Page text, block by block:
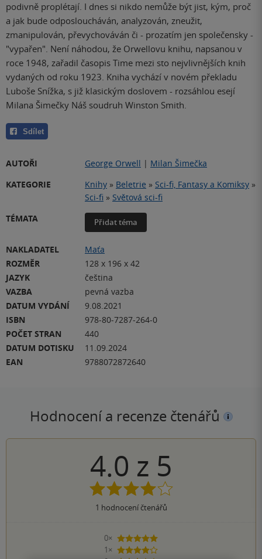
podivně proplétají. I dnes si nikdo nemůže být jist, kým, proč
a jak bude odposloucháván, analyzován, zneužit,
zmanipulován, převychováván či - prozatím jen společensky -
"vypařen". Není náhodou, že Orwellovu knihu, napsanou v
roce 1948, zařadil časopis Time mezi sto nejvlivnějších knih
vydaných od roku 1923. Kniha vychází v novém překladu
Luboše Snížka, s již klasickým doslovem - rozsáhlou esejí
Milana Šimečky Náš soudruh Winston Smith.
Sdílet
AUTOŘI George Orwell | Milan Šimečka
KATEGORIE
Knihy » Beletrie » Sci-fi, Fantasy a Komiksy »
Sci-fi » Světová sci-fi
TÉMATA
Přidat téma
NAKLADATEL
Maťa
ROZMĚR
128 x 196 x 42
JAZYK
čeština
VAZBA
pevná vazba
DATUM VYDÁNÍ
9.08.2021
ISBN
978-80-7287-264-0
POČET STRAN
440
DATUM DOTISKU
11.09.2024
EAN
9788072872640
Hodnocení a recenze čtenářů
4.0 z 5
1 hodnocení čtenářů
0×
5 hvězdiček
1×
4 hvězdičky